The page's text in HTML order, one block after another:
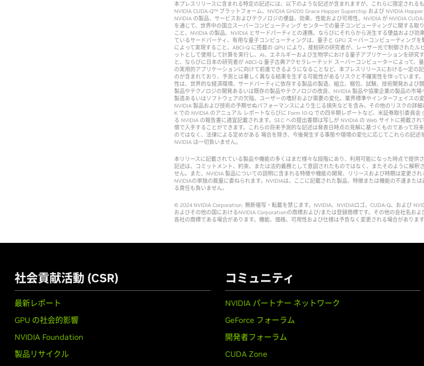
本プレスリリースに含まれる特定の記述には、以下のような記述が含まれますが、これらに限定される
NVIDIA CUDA-Q™ プラットフォーム、NVIDIA GH200 Grace Hopper Superchip および NVIDIA Hopper
NVIDIA の製品、サービスおよびテクノロジの便益、効果、性能および可用性、NVIDIA が NVIDIA
を通じて、世界中の国立スーパーコンピューティング センターでの量子コンピューティングに関する取
こと、NVIDIA の製品、NVIDIA とサードパーティとの連携、ならびにそれらから派生する便益および効
ているサードパーティ、有用な量子コンピューティングは、量子と GPU スーパーコンピューティングを
によって実現すること、ABCI-Q に搭載の QPU により、産総研の研究者が、レーザー光で制御されたル
ットとして使用して計算を実行し、AI、エネルギーおよび生物学における量子アプリケーションを研究
と、ならびに日本の研究者が ABCI-Q 量子古典アクセラレーテッド スーパーコンピューターによって、
の実用的アプリケーションに向けて前進できるようになることなど、本プレスリリースにおける一定の
のが含まれており、予測とは著しく異なる結果を生ずる可能性があるリスクと不確実性を伴っています
性は、世界的な経済環境、サードパーティに依存する製品の製造、組立、梱包、試験、技術開発および
製品やテクノロジの開発あるいは既存の製品やテクノロジの改良、NVIDIA 製品や協業企業の製品の市場
製造あるいはソフトウェアの欠陥、ユーザーの嗜好および需要の変化、業界標準やインターフェイスの
NVIDIA 製品および技術の予期せぬパフォーマンスにより生じる損失などを含み、その他のリスクの詳
K での NVIDIA のアニュアル レポートならびに Form 10-Q での四半期レポートなど、米証券取引委員会
る NVIDIA の報告書に適宜記載されます。SEC への提出書類は写しが NVIDIA の Web サイトに掲載さ
償で入手することができます。これらの将来予測的な記述は発表日時点の見解に基づくものであって将
のではなく、法律による定めがある 場合を除き、今後発生する事態や環境の変化に応じてこれらの記述
NVIDIA は一切負いません。
本リリースに記載されている製品や機能の多くはまだ様々な段階にあり、利用可能になった時点で提供
記述は、コミットメント、約束、または法的義務として意図されたものではなく、またそのように解釈
せん。また、NVIDIA 製品についての説明に含まれる特徴や機能の開発、リリースおよび時期は変更され
NVIDIAの単独の裁量に委ねられます。NVIDIAは、ここに記載された製品、特徴または機能の不達または
る責任も負いません。
© 2024 NVIDIA Corporation. 無断複写・転載を禁じます。NVIDIA、NVIDIAロゴ、CUDA-Q、および
およびその他の国におけるNVIDIA Corporationの商標および/または登録商標です。その他の会社名およ
各社の商標である場合があります。機能、価格、可用性および仕様は予告なく変更される場合があります
社会貢献活動 (CSR)
最新レポート
GPU の社会的影響
NVIDIA Foundation
製品リサイクル
コミュニティ
NVIDIA パートナー ネットワーク
GeForce フォーラム
開発者フォーラム
CUDA Zone